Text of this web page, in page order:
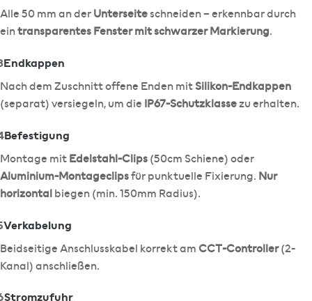
Alle 50 mm an derUnterseiteschneiden – erkennbar durch
eintransparentes Fenster mit schwarzer Markierung.
Endkappen
Nach dem Zuschnitt offene Enden mitSilikon-Endkappen
(separat) versiegeln, um die IP67-Schutzklassezu erhalten.
Befestigung
Montage mitEdelstahl-Clips(50cm Schiene) oder
Aluminium-Montageclipsfür punktuelle Fixierung. Nur
horizontalbiegen (min. 150mm Radius).
Verkabelung
Beidseitige Anschlusskabel korrekt am CCT-Controller(2-
Kanal) anschließen.
Stromzufuhr